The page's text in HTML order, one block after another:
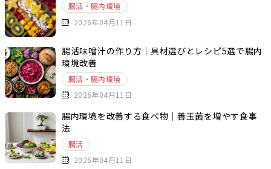
腸活・腸内環境
2026年04月11日
腸活味噌汁の作り方｜具材選びとレシピ5選で腸内
環境改善
腸活・腸内環境
2026年04月11日
腸内環境を改善する食べ物｜善玉菌を増やす食事
法
腸活
2026年04月11日